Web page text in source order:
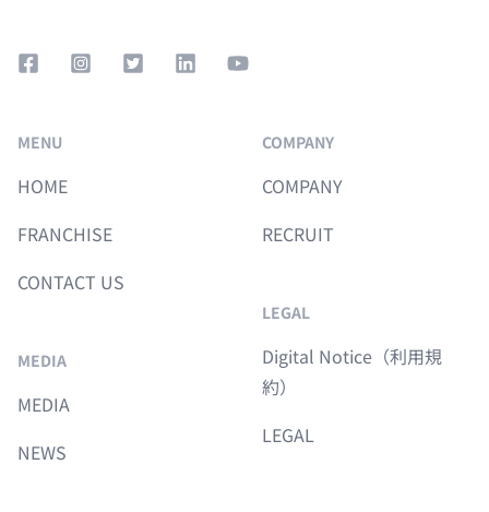
Facebook Square
Instagram Square
Twitter Square
LinkedInYouTube
MENU
HOME
FRANCHISE
CONTACT US
MEDIA
MEDIA
NEWS
COMPANY
COMPANY
RECRUIT
LEGAL
Digital Notice（利用規
約）
LEGAL